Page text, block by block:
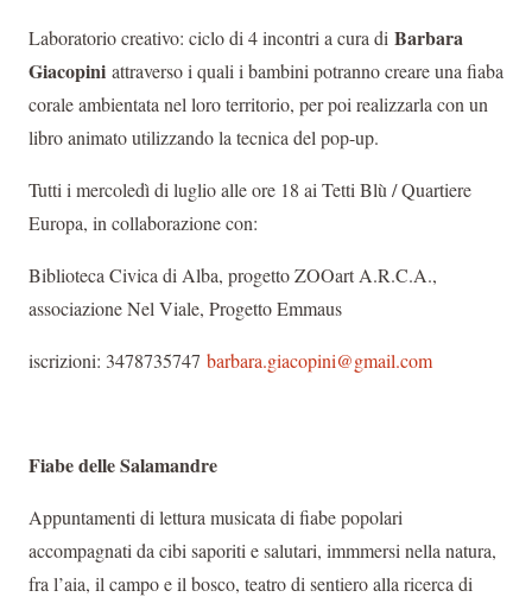
Laboratorio creativo: ciclo di 4 incontri a cura di Barbara
Giacopini attraverso i quali i bambini potranno creare una fiaba
corale ambientata nel loro territorio, per poi realizzarla con un
libro animato utilizzando la tecnica del pop-up.
Tutti i mercoledì di luglio alle ore 18 ai Tetti Blù / Quartiere
Europa, in collaborazione con:
Biblioteca Civica di Alba, progetto ZOOart A.R.C.A.,
associazione Nel Viale, Progetto Emmaus
iscrizioni: 3478735747 barbara.giacopini@gmail.com
Fiabe delle Salamandre
Appuntamenti di lettura musicata di fiabe popolari
accompagnati da cibi saporiti e salutari, immmersi nella natura,
fra l’aia, il campo e il bosco, teatro di sentiero alla ricerca di